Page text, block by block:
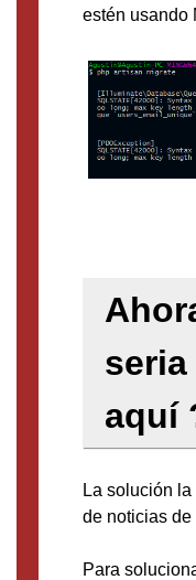
estén usando
aquí
La solución
de noticias de
Para